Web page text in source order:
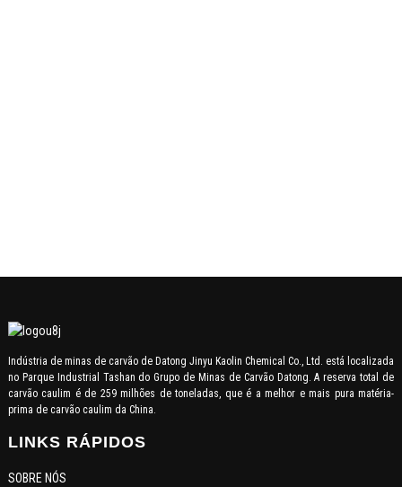
Indústria de minas de carvão de Datong Jinyu Kaolin Chemical Co., Ltd. está localizada
no Parque Industrial Tashan do Grupo de Minas de Carvão Datong. A reserva total de
carvão caulim é de 259 milhões de toneladas, que é a melhor e mais pura matéria-
prima de carvão caulim da China.
LINKS RÁPIDOS
SOBRE NÓS